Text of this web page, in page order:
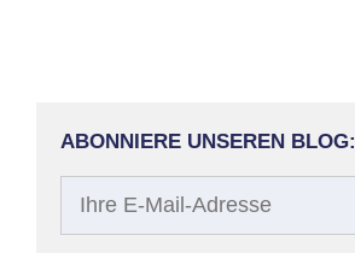
ABONNIERE UNSEREN BLOG: